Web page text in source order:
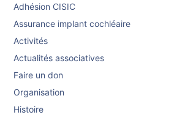
Adhésion CISIC
Assurance implant cochléaire
Activités
Actualités associatives
Faire un don
Organisation
Histoire